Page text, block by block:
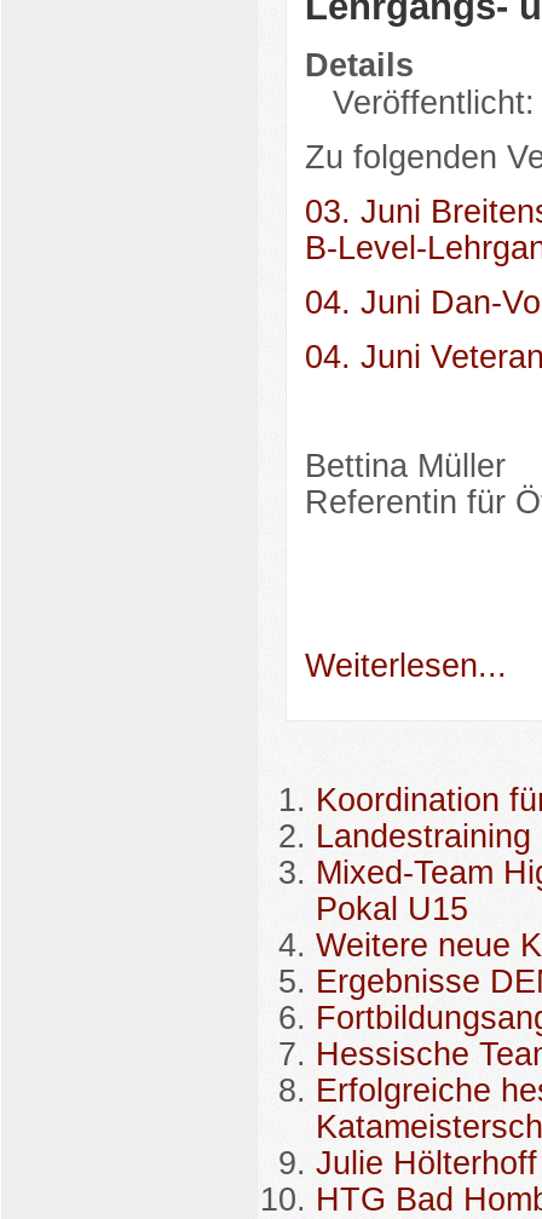
Details
Zu folgenden
03. Juni
B-Level-
04. Juni Dan-
04. Juni
Bettina Müller
Referentin für
Weiterlesen...
Koordination
Mixed-Team
Pokal U15
Weitere neue
Ergebnisse
Hessische
Erfolgreiche
Julie
HTG Bad